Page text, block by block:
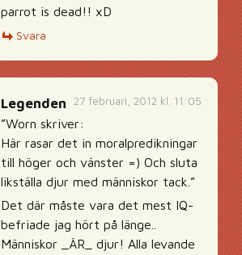
parrot is dead!! xD
Svara
27 februari, 2012 kl. 11:05
Legenden
”Worn skriver:
Här rasar det in moralpredikningar
till höger och vänster =) Och sluta
likställa djur med människor tack.”
Det där måste vara det mest IQ-
befriade jag hört på länge..
Människor _ÄR_ djur! Alla levande